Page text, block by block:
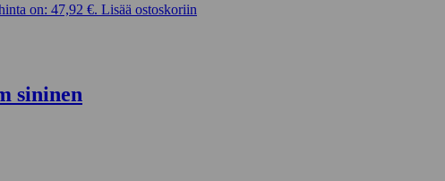
on: 47,92 €. Lisää ostoskoriin
sininen